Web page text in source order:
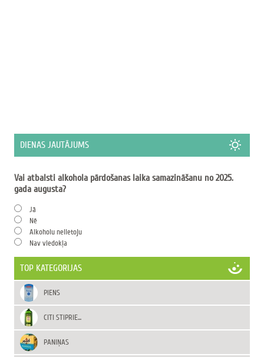
DIENAS JAUTĀJUMS
Vai atbalsti alkohola pārdošanas laika samazināšanu no 2025.
gada augusta?
Jā
Nē
Alkoholu nelietoju
Nav viedokļa
TOP KATEGORIJAS
PIENS
CITI STIPRIE...
PANIŅAS